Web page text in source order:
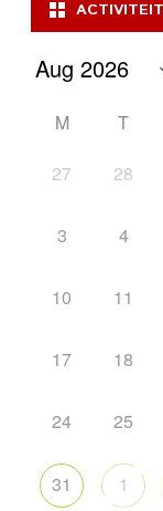
M T
27
28
3 4
10 11
17 18
24 25
31 1